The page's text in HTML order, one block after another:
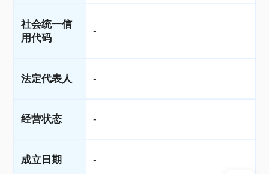
社会统一信
用代码
-
法定代表人 -
经营状态 -
成立日期 -